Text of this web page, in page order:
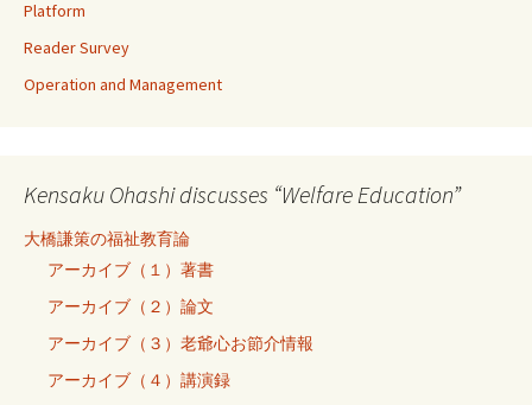
Platform
Reader Survey
Operation and Management
Kensaku Ohashi discusses “Welfare Education”
大橋謙策の福祉教育論
アーカイブ（１）著書
アーカイブ（２）論文
アーカイブ（３）老爺心お節介情報
アーカイブ（４）講演録